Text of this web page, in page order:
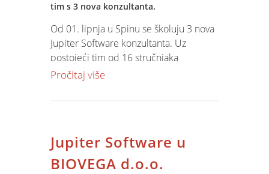
tim s 3 nova konzultanta.
Od 01. lipnja u Spinu se školuju 3 nova
Jupiter Software konzultanta. Uz
postojeći tim od 16 stručnjaka
angažiranih na razvoju, implementaciji i
obučenost očekuje se od listopada
2004. godine.
Pročitaj više
Jupiter Software u
BIOVEGA d.o.o.